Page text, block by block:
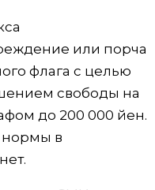
или порча
флага с целью
свободы на
до 200 000 йен.
нормы в